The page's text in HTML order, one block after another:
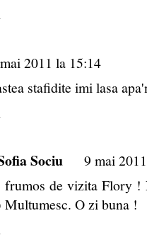
2011 la 15:14
stafidite imi lasa
Sociu
9 mai
frumos de vizita Flory !
O zi buna !